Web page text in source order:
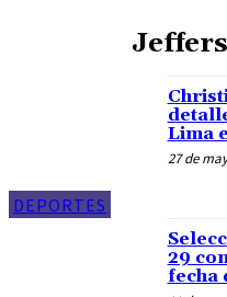
DEPORTES
Lima
27 de
29
fecha